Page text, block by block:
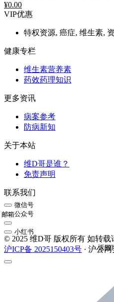
¥0.00
VIP优惠
特权资源, 癌症, 维生素,
健康专栏
维生素营养素
药效药理知识
更多资讯
病案参考
防病新知
关于本站
维D哥是谁？
免责声明
联系我们
微信号
公众号
邮箱
小红书
© 2025 维D哥 版权所有 如转载
沪ICP备 2025150403号 · 沪公返回